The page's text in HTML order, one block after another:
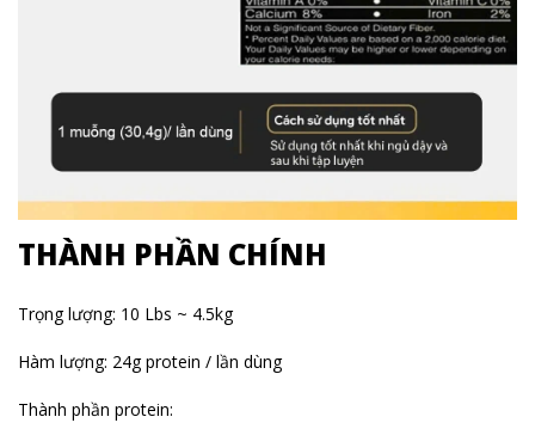
THÀNH PHẦN CHÍNH
Trọng lượng: 10 Lbs ~ 4.5kg
Hàm lượng: 24g protein / lần dùng
Thành phần protein: